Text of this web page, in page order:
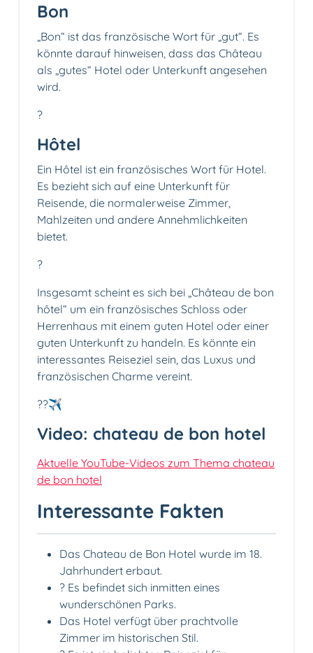
Bon
„Bon“ ist das französische Wort für „gut“. Es
könnte darauf hinweisen, dass das Château
als „gutes“ Hotel oder Unterkunft angesehen
wird.
?
Hôtel
Ein Hôtel ist ein französisches Wort für Hotel.
Es bezieht sich auf eine Unterkunft für
Reisende, die normalerweise Zimmer,
Mahlzeiten und andere Annehmlichkeiten
bietet.
?
Insgesamt scheint es sich bei „Château de bon
hôtel“ um ein französisches Schloss oder
Herrenhaus mit einem guten Hotel oder einer
guten Unterkunft zu handeln. Es könnte ein
interessantes Reiseziel sein, das Luxus und
französischen Charme vereint.
??✈️
Video: chateau de bon hotel
Aktuelle YouTube-Videos zum Thema chateau
de bon hotel
Interessante Fakten
Das Chateau de Bon Hotel wurde im 18.
Jahrhundert erbaut.
? Es befindet sich inmitten eines
wunderschönen Parks.
Das Hotel verfügt über prachtvolle
Zimmer im historischen Stil.